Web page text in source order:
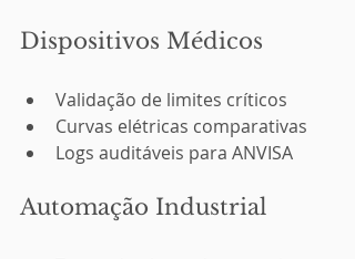
Dispositivos Médicos
Validação de limites críticos
Curvas elétricas comparativas
Logs auditáveis para ANVISA
Automação Industrial